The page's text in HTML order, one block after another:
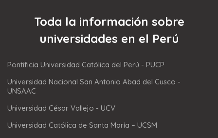
Toda la información sobre
universidades en el Perú
Pontificia Universidad Católica del Perú - PUCP
Universidad Nacional San Antonio Abad del Cusco -
UNSAAC
Universidad César Vallejo - UCV
Universidad Católica de Santa María – UCSM